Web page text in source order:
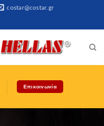
costar@costar.gr
Επικοινωνία